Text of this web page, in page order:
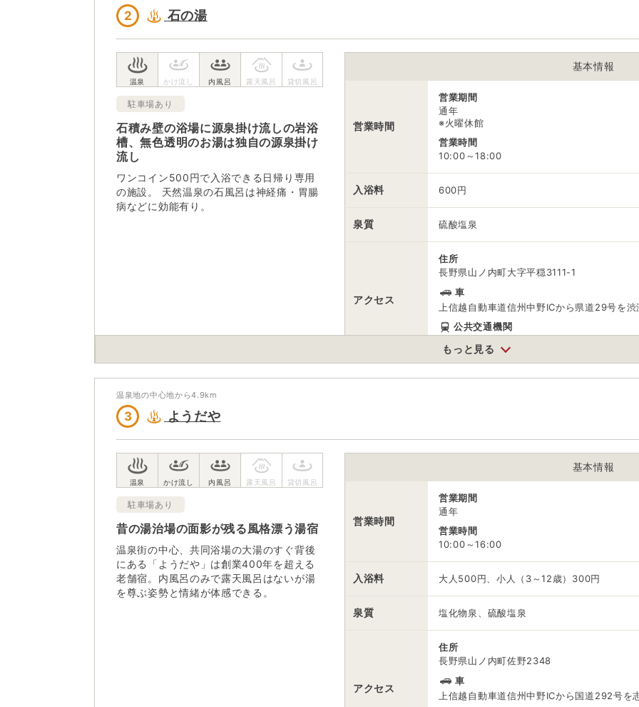
※ 掲載情報は変更になる場合があります。最新の内容はご利用前にご自
※ 料金情報は税込・税抜表記が混ざっております。正しい金額はご利用
2 石の湯
駐車場あり
石積み壁の浴場に源泉掛け流しの岩浴
槽、無色透明のお湯は独自の源泉掛け
流し
ワンコイン500円で入浴できる日帰り専用
の施設。 天然温泉の石風呂は神経痛・胃腸
病などに効能有り。
基本情報
営業時間
営業期間
通年
※火曜休館
営業時間
10:00～18:00
入浴料 600円
泉質 硫酸塩泉
アクセス
住所
長野県山ノ内町大字平穏3111-1
車
上信越自動車道信州中野ICから県道29号を
公共交通機関
※ 掲載情報は変更になる場合があります。最新の内容はご利用前にご自
※ 料金情報は税込・税抜表記が混ざっております。正しい金額はご利用
もっと見る
温泉地の中心地から4.9km
3 ようだや
駐車場あり
昔の湯治場の面影が残る風格漂う湯宿
温泉街の中心、共同浴場の大湯のすぐ背後
にある「ようだや」は創業400年を超える
老舗宿。内風呂のみで露天風呂はないが湯
を尊ぶ姿勢と情緒が体感できる。
基本情報
営業時間
営業期間
通年
営業時間
10:00～16:00
入浴料 大人500円、小人（3～12歳）300円
泉質 塩化物泉、硫酸塩泉
アクセス
住所
長野県山ノ内町佐野2348
車
上信越自動車道信州中野ICから国道292号を